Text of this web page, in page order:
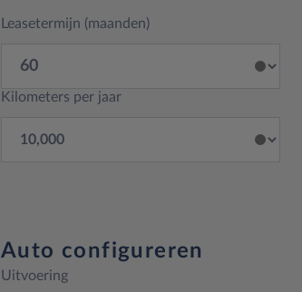
Leasetermijn (maanden)
Kilometers per jaar
Auto configureren
Uitvoering